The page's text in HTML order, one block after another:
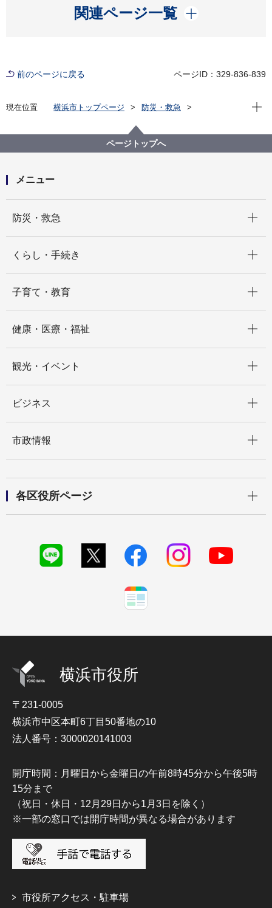
関連ページ一覧
開く
前のページに戻る ページID：329-836-839
現在位置 横浜市トップページ
防災・救急
各区の防災に関するマップ
現在
ページトップへ
メニュー
防災・救急
くらし・手続き
子育て・教育
健康・医療・福祉
観光・イベント
ビジネス
市政情報
各区役所ページ
横浜市役所
〒231-0005
横浜市中区本町6丁目50番地の10
法人番号：3000020141003
開庁時間：月曜日から金曜日の午前8時45分から午後5時
15分まで
（祝日・休日・12月29日から1月3日を除く）
※一部の窓口では開庁時間が異なる場合があります
市役所アクセス・駐車場